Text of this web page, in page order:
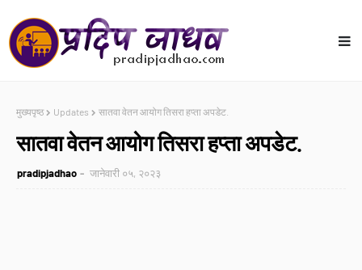
मुख्यपृष्ठ Updates सातवा वेतन आयोग तिसरा हप्ता अपडेट.
सातवा वेतन आयोग तिसरा हप्ता अपडेट.
pradipjadhao जानेवारी ०५, २०२३